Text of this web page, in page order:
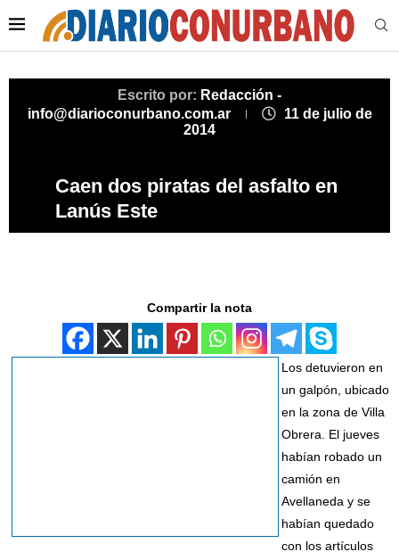
Escrito por: Redacción -
info@diarioconurbano.com.ar
11 de julio de
2014
Caen dos piratas del asfalto en
Lanús Este
Compartir la nota
Los detuvieron en
un galpón, ubicado
en la zona de Villa
Obrera. El jueves
habían robado un
camión en
Avellaneda y se
habían quedado
con los artículos